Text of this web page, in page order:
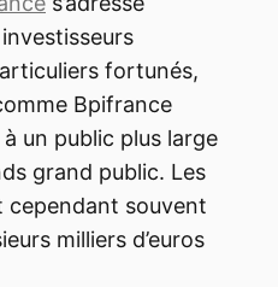
fortunés,
Bpifrance
un public plus large
grand public. Les
cependant souvent
milliers d’euros